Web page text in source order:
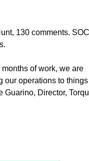
130 comments. SOC
of work, we are
our operations to things
Guarino, Director,